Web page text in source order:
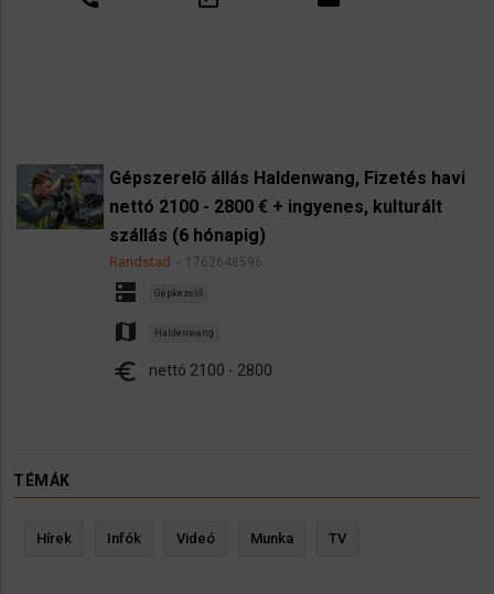
Gépszerelő állás Haldenwang, Fizetés havi
nettó 2100 - 2800 € + ingyenes, kulturált
szállás (6 hónapig)
Randstad 1762648596
dns Gépkezelő
map Haldenwang
euro nettó 2100 - 2800
TÉMÁK
Hírek Infók Videó Munka TV